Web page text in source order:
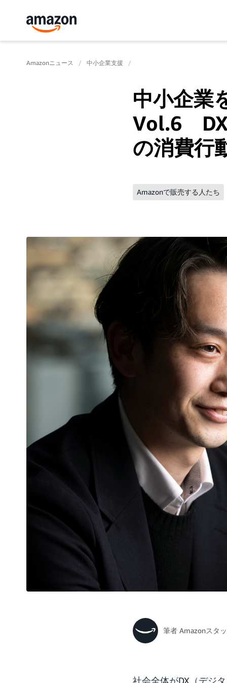
Amazonニュース 中小企業支援
中小企業
Vol.6 DX
の消費行
Amazonで販売する人たち
筆者 Amazonスタ
社会全体がDX（デジ